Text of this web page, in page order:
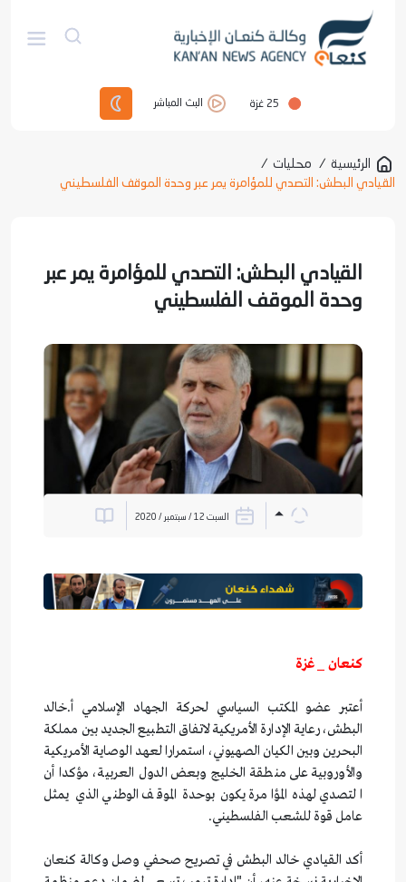
25 غزة البث المباشر
الرئيسية / محليات /
القيادي البطش: التصدي للمؤامرة يمر عبر وحدة الموقف الفلسطيني
القيادي البطش: التصدي للمؤامرة يمر عبر
وحدة الموقف الفلسطيني
السبت 12 / سبتمبر / 2020
كنعان _ غزة
أعتبر عضو المكتب السياسي لحركة الجهاد الإسلامي أ.خالد
البطش، رعاية الإدارة الأمريكية لاتفاق التطبيع الجديد بين مملكة
البحرين وبين الكيان الصهيوني، استمرارا لعهد الوصاية الأمريكية
والأوروبية على منطقة الخليج وبعض الدول العربية، مؤكدا أن
التصدي لهذه المؤامرة يكون بوحدة الموقف الوطني الذي يمثل
عامل قوة للشعب الفلسطيني.
أكد القيادي خالد البطش في تصريح صحفي وصل وكالة كنعان